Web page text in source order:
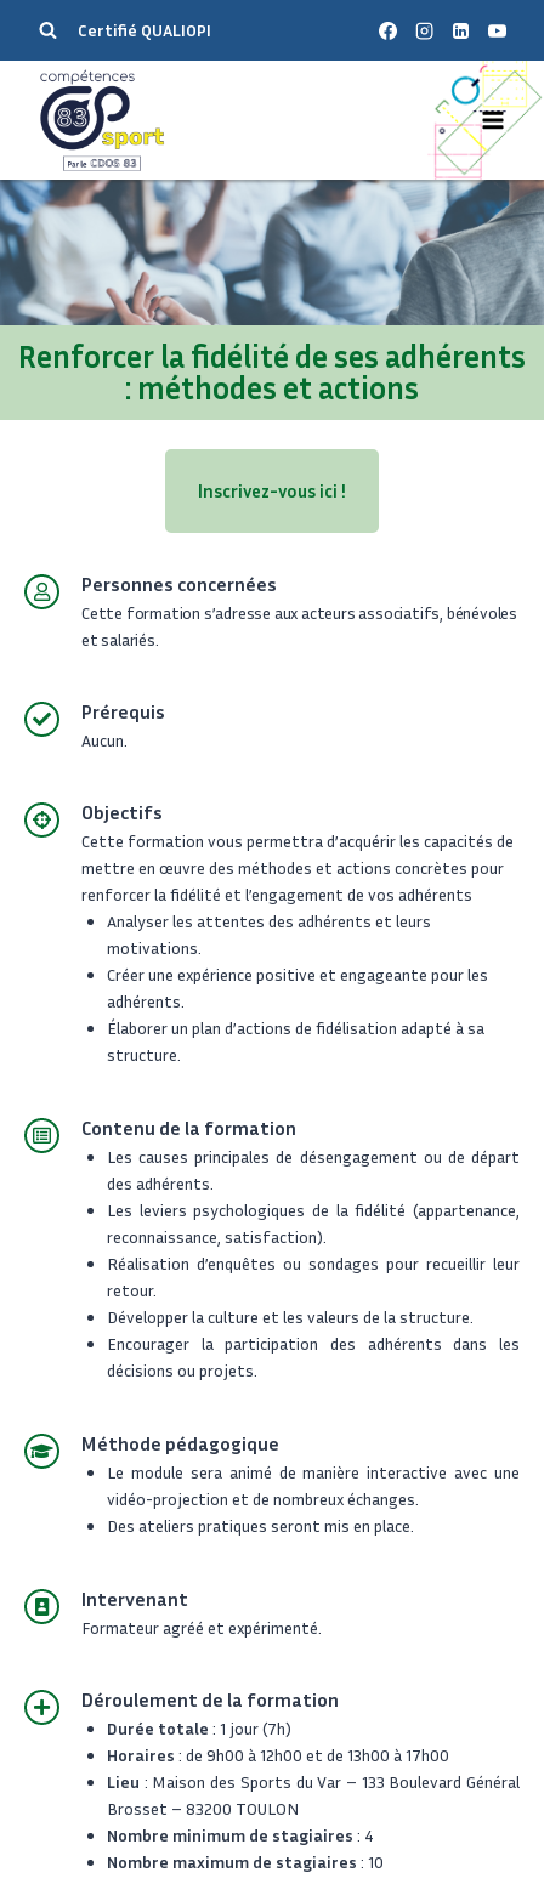
Certifié QUALIOPI
Renforcer la fidélité de ses adhérents
: méthodes et actions
Inscrivez-vous ici !
Personnes concernées
Cette formation s’adresse aux acteurs associatifs, bénévoles
et salariés.
Prérequis
Aucun.
Objectifs
Cette formation vous permettra d’acquérir les capacités de
mettre en œuvre des méthodes et actions concrètes pour
renforcer la fidélité et l’engagement de vos adhérents
Analyser les attentes des adhérents et leurs
motivations.
Créer une expérience positive et engageante pour les
adhérents.
Élaborer un plan d’actions de fidélisation adapté à sa
structure.
Contenu de la formation
Les causes principales de désengagement ou de départ
des adhérents.
Les leviers psychologiques de la fidélité (appartenance,
reconnaissance, satisfaction).
Réalisation d’enquêtes ou sondages pour recueillir leur
retour.
Développer la culture et les valeurs de la structure.
Encourager la participation des adhérents dans les
décisions ou projets.
Méthode pédagogique
Le module sera animé de manière interactive avec une
vidéo-projection et de nombreux échanges.
Des ateliers pratiques seront mis en place.
Intervenant
Formateur agréé et expérimenté.
Déroulement de la formation
Durée totale : 1 jour (7h)
Horaires : de 9h00 à 12h00 et de 13h00 à 17h00
Lieu : Maison des Sports du Var – 133 Boulevard Général
Brosset – 83200 TOULON
Nombre minimum de stagiaires : 4
Nombre maximum de stagiaires : 10